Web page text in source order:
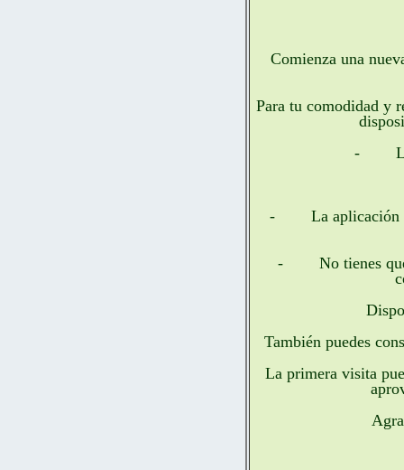
Comienza una
Para tu comodidad y
-
- La aplicación
-No tienes
También puedes
La primera visita